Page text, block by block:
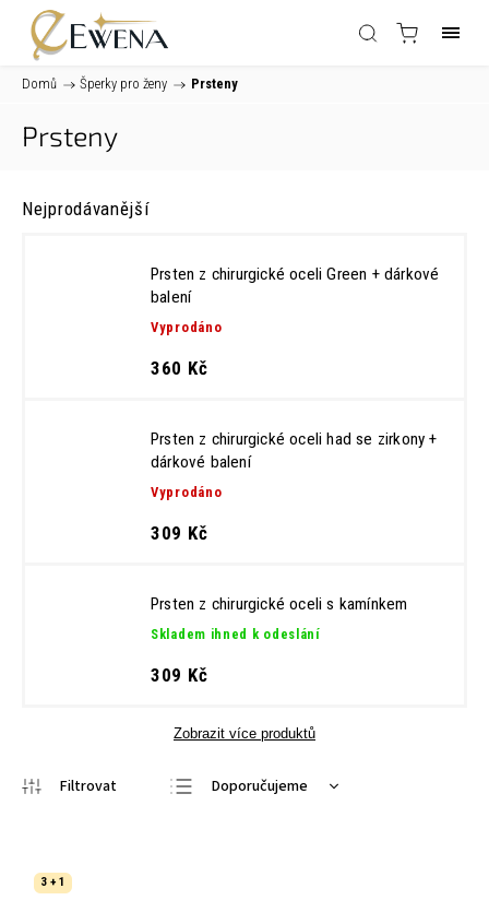
Domů / Šperky pro ženy / Prsteny
Prsteny
Nejprodávanější
Prsten z chirurgické oceli Green + dárkové
balení
Vyprodáno
360 Kč
Prsten z chirurgické oceli had se zirkony+
dárkové balení
Vyprodáno
309 Kč
Prsten z chirurgické oceli s kamínkem
Skladem ihned k odeslání
309 Kč
Zobrazit více produktů
Doporučujeme
3 + 1